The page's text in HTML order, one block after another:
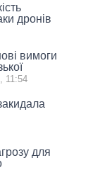
дронів
вимоги
11:54
для